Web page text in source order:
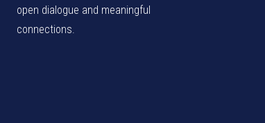
open dialogue and meaningful
connections.